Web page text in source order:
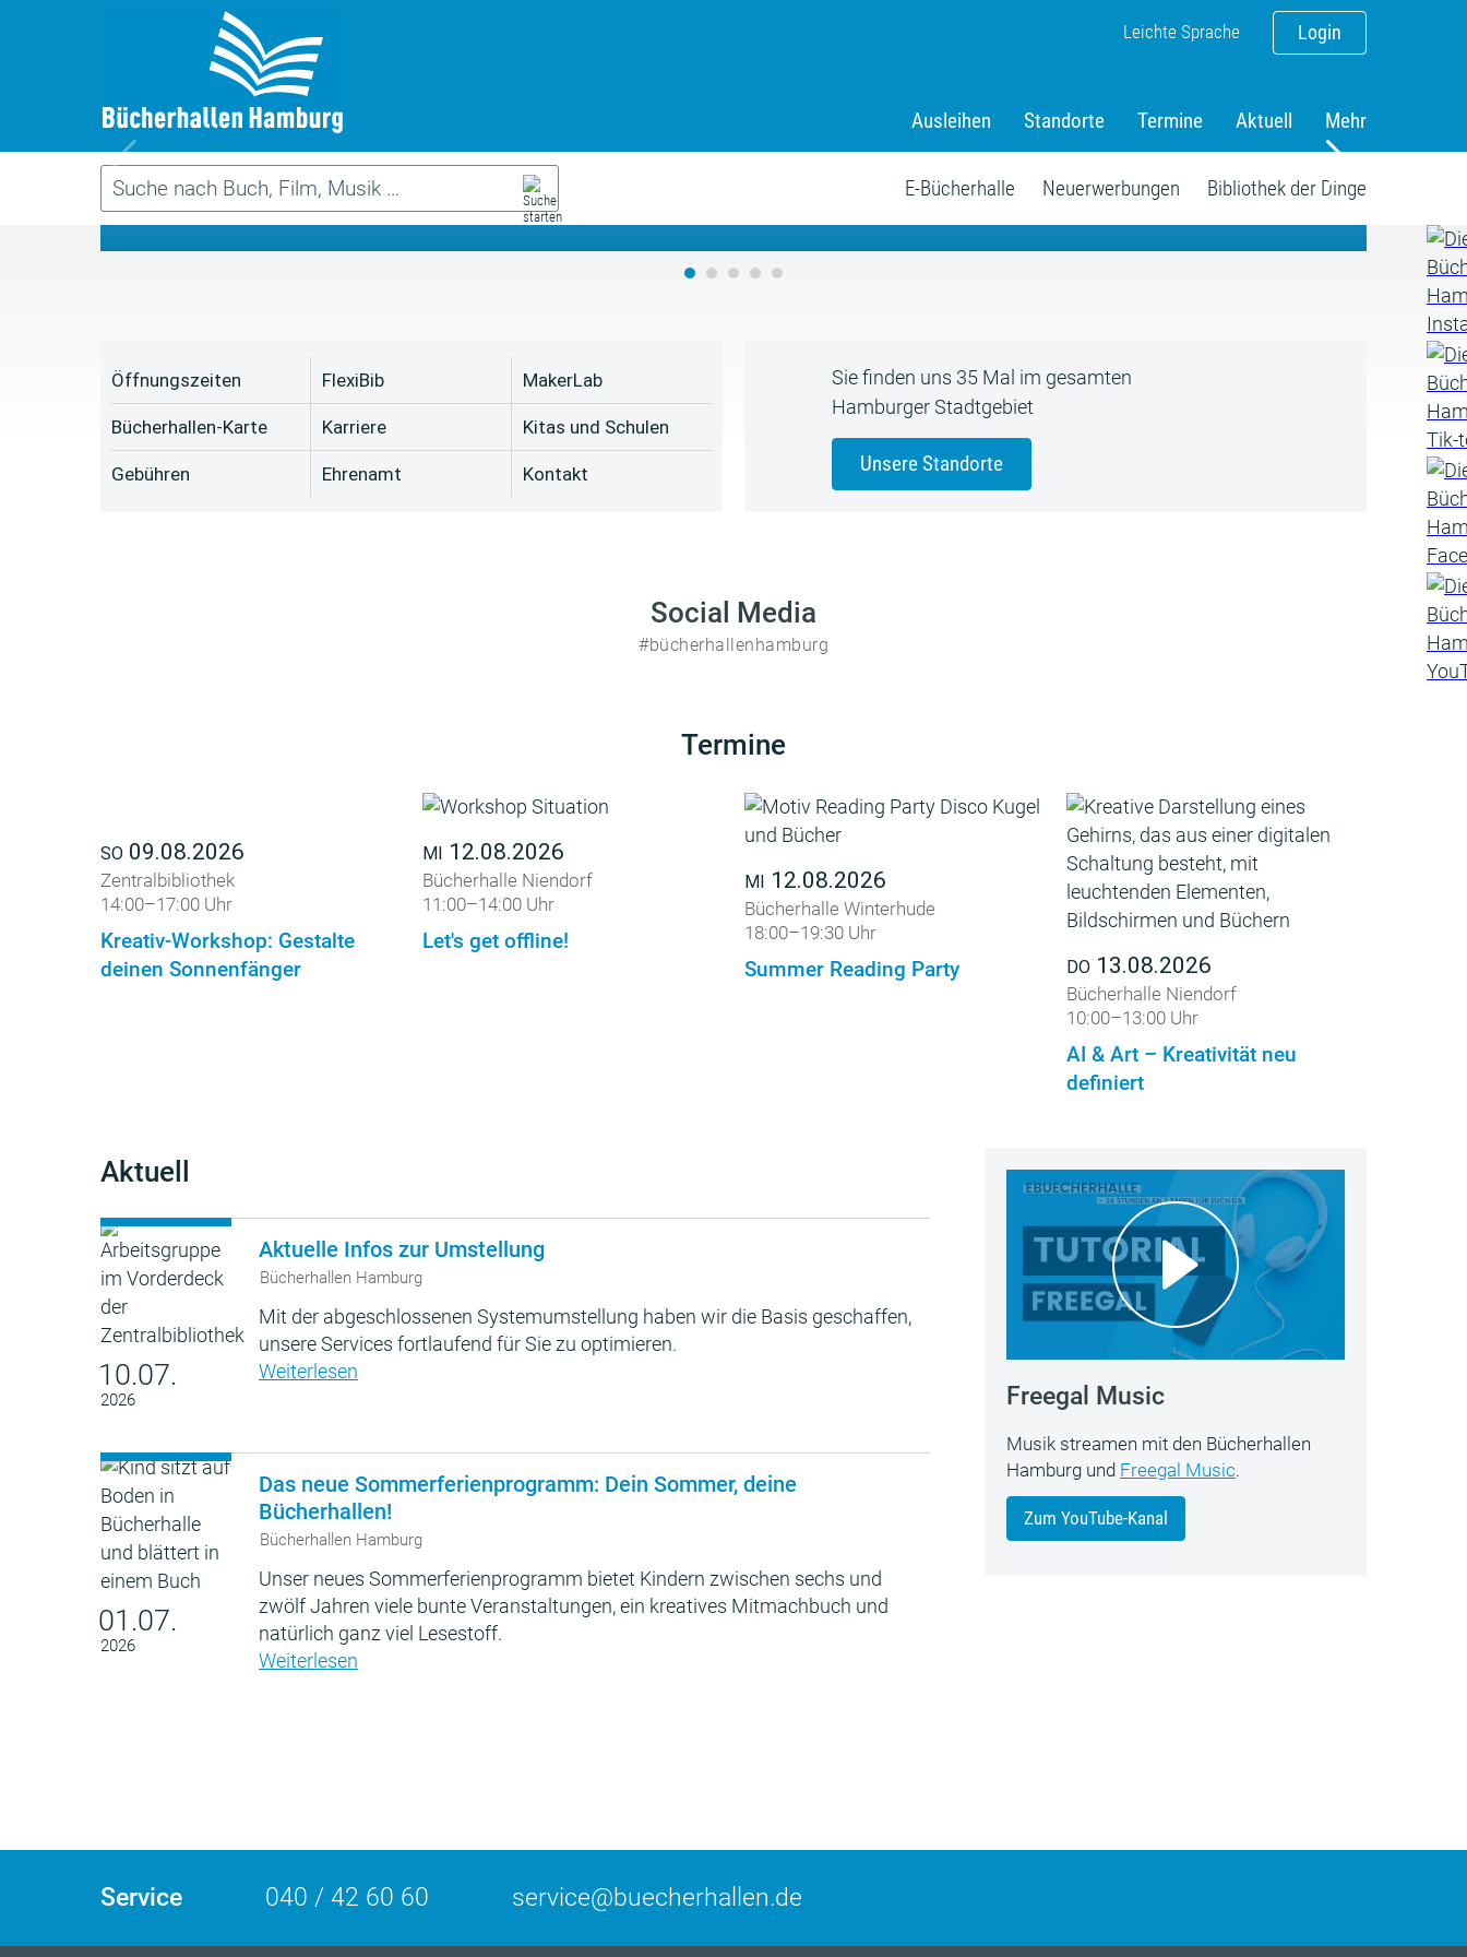
Login
Leichte Sprache
Ausleihen Standorte Termine Aktuell Mehr
E-Bücherhalle Neuerwerbungen Bibliothek der Dinge
Das neue Sommerferienprogramm
Öffnungszeiten
Bücherhallen-Karte
Gebühren
FlexiBib
Karriere
Ehrenamt
MakerLab
Kitas und Schulen
Kontakt
Sie finden uns 35 Mal im gesamten
Hamburger Stadtgebiet
Unsere Standorte
Social Media
#bücherhallenhamburg
Termine
SO 09.08.2026
Zentralbibliothek
14:00–17:00 Uhr
Kreativ-Workshop: Gestalte
deinen Sonnenfänger
MI 12.08.2026
Bücherhalle Niendorf
11:00–14:00 Uhr
Let's get offline!
MI 12.08.2026
Bücherhalle Winterhude
18:00–19:30 Uhr
Summer Reading Party DO 13.08.2026
Bücherhalle Niendorf
10:00–13:00 Uhr
AI & Art – Kreativität neu
definiert
Aktuell
10.07.
2026
Aktuelle Infos zur Umstellung
Bücherhallen Hamburg
Mit der abgeschlossenen Systemumstellung haben wir die Basis geschaffen,
unsere Services fortlaufend für Sie zu optimieren.
Weiterlesen
01.07.
2026
Das neue Sommerferienprogramm: Dein Sommer, deine
Bücherhallen!
Bücherhallen Hamburg
Unser neues Sommerferienprogramm bietet Kindern zwischen sechs und
zwölf Jahren viele bunte Veranstaltungen, ein kreatives Mitmachbuch und
natürlich ganz viel Lesestoff.
Weiterlesen
Freegal Music
Musik streamen mit den Bücherhallen
Hamburg und Freegal Music.
Zum YouTube-Kanal
Service 040 / 42 60 60 service@buecherhallen.de